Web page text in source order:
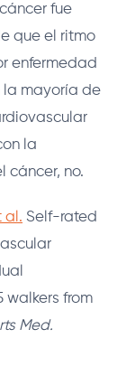
fue
que el ritmo
enfermedad
la mayoría de
la
cáncer, no.
al. Self-rated
from
Med.